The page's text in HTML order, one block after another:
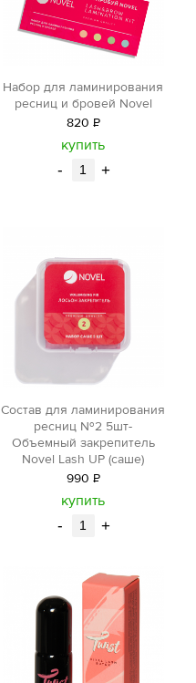
Набор для ламинирования
ресниц и бровей Novel
820 Р
уб.
купить
- +
Состав для ламинирования
ресниц №2 5шт-
Объемный закрепитель
Novel Lash UP (саше)
990 Р
уб.
купить
- +